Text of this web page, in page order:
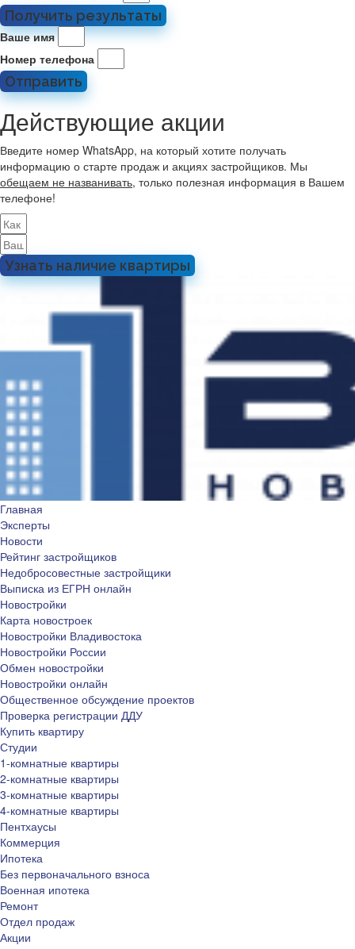
Получить результаты
Ваше имя
Номер телефона
Отправить
Действующие акции
Введите номер WhatsApp, на который хотите получать
информацию о старте продаж и акциях застройщиков. Мы
обещаем не названивать, только полезная информация в Вашем
телефоне!
Узнать наличие квартиры
Главная
Эксперты
Новости
Рейтинг застройщиков
Недобросовестные застройщики
Выписка из ЕГРН онлайн
Новостройки
Карта новостроек
Новостройки Владивостока
Новостройки России
Обмен новостройки
Новостройки онлайн
Общественное обсуждение проектов
Проверка регистрации ДДУ
Купить квартиру
Студии
1-комнатные квартиры
2-комнатные квартиры
3-комнатные квартиры
4-комнатные квартиры
Пентхаусы
Коммерция
Ипотека
Без первоначального взноса
Военная ипотека
Ремонт
Отдел продаж
Акции